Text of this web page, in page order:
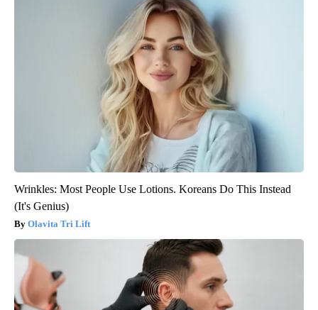
Wrinkles: Most People Use Lotions. Koreans Do This Instead
(It's Genius)
Olavita Tri Lift